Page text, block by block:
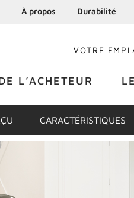
À propos Durabilité
VOTRE
L’ACHETEUR
CARACTÉRISTIQUES